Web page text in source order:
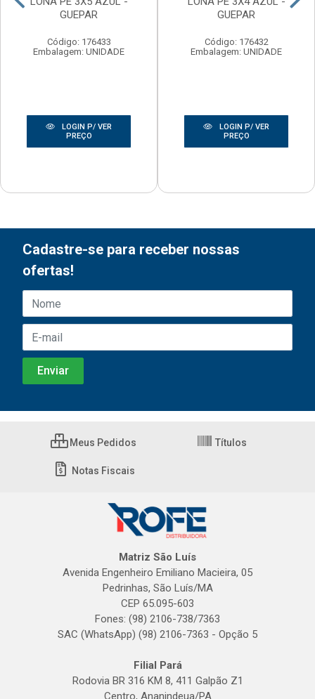
GUEPAR
Código: 176433
Embalagem: UNIDADE
LOGIN P/ VER
PREÇO
GUEPAR
Código: 176432
Embalagem: UNIDADE
LOGIN P/ VER
PREÇO
Cadastre-se para receber nossas
ofertas!
Meus Pedidos Títulos
Notas Fiscais
Matriz São Luís
Avenida Engenheiro Emiliano Macieira, 05
Pedrinhas, São Luís/MA
CEP 65.095-603
Fones: (98) 2106-738/7363
SAC (WhatsApp) (98) 2106-7363 - Opção 5
Filial Pará
Rodovia BR 316 KM 8, 411 Galpão Z1
Centro, Ananindeua/PA